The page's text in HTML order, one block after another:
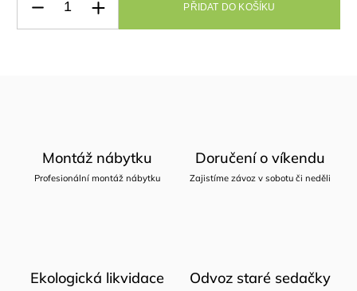
PŘIDAT DO KOŠÍKU
Montáž nábytku
Profesionální montáž nábytku
Doručení o víkendu
Zajistíme závoz v sobotu či neděli
Ekologická likvidace Odvoz staré sedačky